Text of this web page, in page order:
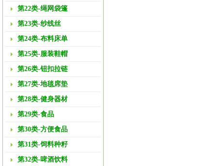
第22类-绳网袋篷
第23类-纱线丝
第24类-布料床单
第25类-服装鞋帽
第26类-钮扣拉链
第27类-地毯席垫
第28类-健身器材
第29类-食品
第30类-方便食品
第31类-饲料种籽
第32类-啤酒饮料